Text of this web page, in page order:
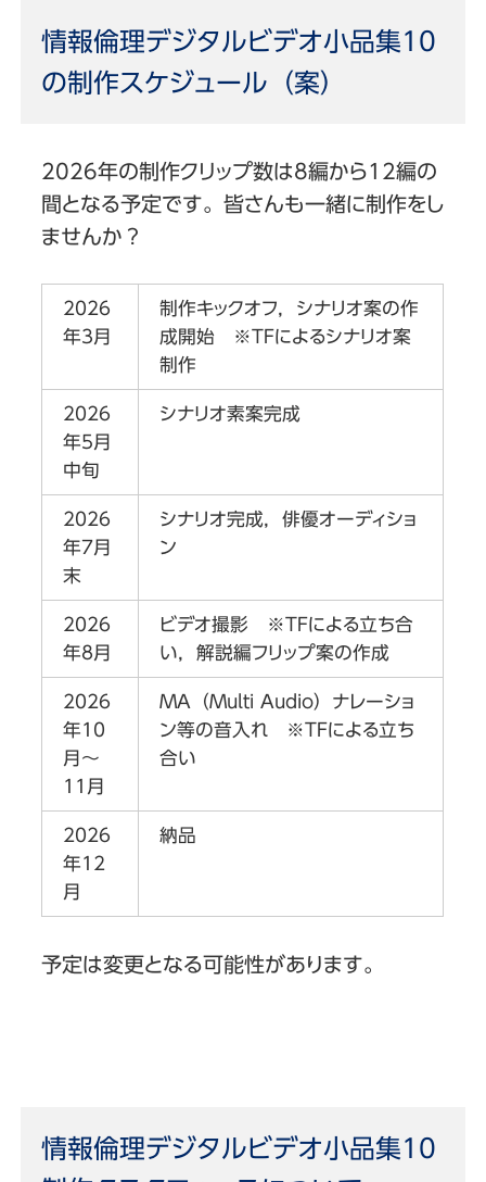
情報倫理デジタルビデオ小品集10
の制作スケジュール（案）
2026年の制作クリップ数は8編から12編の
間となる予定です。皆さんも一緒に制作をし
ませんか？
2026
年3月
制作キックオフ，シナリオ案の作
成開始 ※TFによるシナリオ案
制作
2026
年5月
中旬
シナリオ素案完成
2026
年7月
末
シナリオ完成，俳優オーディショ
ン
2026
年8月
ビデオ撮影 ※TFによる立ち合
い，解説編フリップ案の作成
2026
年10
月～
11月
MA（Multi Audio）ナレーショ
ン等の音入れ ※TFによる立ち
合い
2026
年12
月
納品
予定は変更となる可能性があります。
情報倫理デジタルビデオ小品集10